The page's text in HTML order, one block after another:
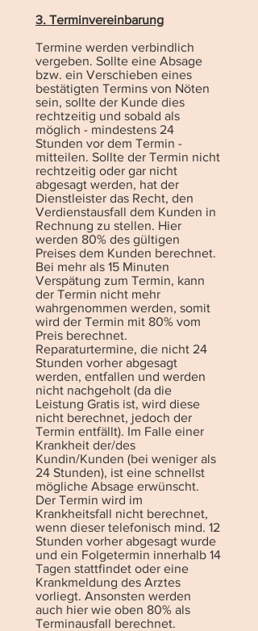
3. Terminvereinbarung
Termine werden verbindlich
vergeben. Sollte eine Absage
bzw. ein Verschieben eines
bestätigten Termins von Nöten
sein, sollte der Kunde dies
rechtzeitig und sobald als
möglich - mindestens 24
Stunden vor dem Termin -
mitteilen. Sollte der Termin nicht
rechtzeitig oder gar nicht
abgesagt werden, hat der
Dienstleister das Recht, den
Verdienstausfall dem Kunden in
Rechnung zu stellen. Hier
werden 80% des gültigen
Preises dem Kunden berechnet.
Bei mehr als 15 Minuten
Verspätung zum Termin, kann
der Termin nicht mehr
wahrgenommen werden, somit
wird der Termin mit 80% vom
Preis berechnet.
Reparaturtermine, die nicht 24
Stunden vorher abgesagt
werden, entfallen und werden
nicht nachgeholt (da die
Leistung Gratis ist, wird diese
nicht berechnet, jedoch der
Termin entfällt). Im Falle einer
Krankheit der/des
Kundin/Kunden (bei weniger als
24 Stunden), ist eine schnellst
mögliche Absage erwünscht.
Der Termin wird im
Krankheitsfall nicht berechnet,
wenn dieser telefonisch mind. 12
Stunden vorher abgesagt wurde
und ein Folgetermin innerhalb 14
Tagen stattfindet oder eine
Krankmeldung des Arztes
vorliegt. Ansonsten werden
auch hier wie oben 80% als
Terminausfall berechnet.